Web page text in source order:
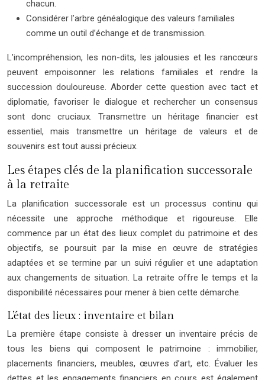
chacun.
Considérer l’arbre généalogique des valeurs familiales
comme un outil d’échange et de transmission.
L’incompréhension, les non-dits, les jalousies et les rancœurs
peuvent empoisonner les relations familiales et rendre la
succession douloureuse. Aborder cette question avec tact et
diplomatie, favoriser le dialogue et rechercher un consensus
sont donc cruciaux. Transmettre un héritage financier est
essentiel, mais transmettre un héritage de valeurs et de
souvenirs est tout aussi précieux.
Les étapes clés de la planification successorale
à la retraite
La planification successorale est un processus continu qui
nécessite une approche méthodique et rigoureuse. Elle
commence par un état des lieux complet du patrimoine et des
objectifs, se poursuit par la mise en œuvre de stratégies
adaptées et se termine par un suivi régulier et une adaptation
aux changements de situation. La retraite offre le temps et la
disponibilité nécessaires pour mener à bien cette démarche.
L’état des lieux : inventaire et bilan
La première étape consiste à dresser un inventaire précis de
tous les biens qui composent le patrimoine : immobilier,
placements financiers, meubles, œuvres d’art, etc. Évaluer les